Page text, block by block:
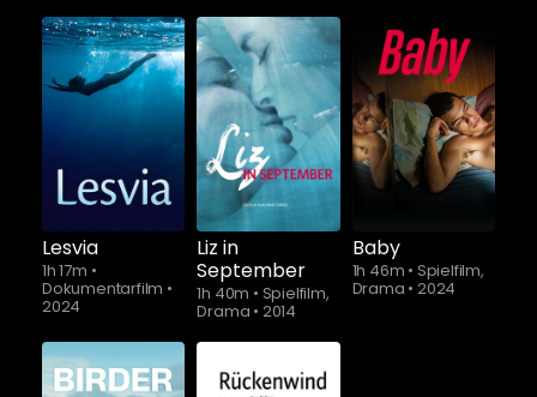
Lesvia
1h 17m •
Dokumentarfilm •
2024
Liz in
September
1h 40m • Spielfilm,
Drama • 2014
Schauen Sie
ab$5.90
Baby
1h 46m • Spielfilm,
Drama • 2024